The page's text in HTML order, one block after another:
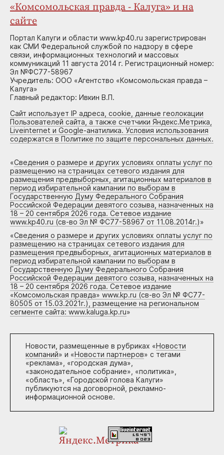
«Комсомольская правда - Калуга» и на
сайте
Портал Калуги и области www.kp40.ru зарегистрирован
как СМИ Федеральной службой по надзору в сфере
связи, информационных технологий и массовых
коммуникаций 11 августа 2014 г. Регистрационный номер:
Эл №ФС77-58967
Учредитель: ООО «Агентство «Комсомольская правда –
Калуга»
Главный редактор: Ивкин В.П.
Сайт использует IP адреса, cookie, данные геолокации
Пользователей сайта, а также счетчики Яндекс.Метрика,
Liveinternet и Google-анатилика. Условия использования
содержатся в Политике по защите персональных данных.
«Сведения о размере и других условиях оплаты услуг по
размещению на страницах сетевого издания для
размещения предвыборных, агитационных материалов в
период избирательной кампании по выборам в
Государственную Думу Федерального Собрания
Российской Федерации девятого созыва, назначенных на
18 – 20 сентября 2026 года. Сетевое издание
www.kp40.ru (св-во Эл № ФС77-58967 от 11.08.2014г.)»
«Сведения о размере и других условиях оплаты услуг по
размещению на страницах сетевого издания для
размещения предвыборных, агитационных материалов в
период избирательной кампании по выборам в
Государственную Думу Федерального Собрания
Российской Федерации девятого созыва, назначенных на
18 – 20 сентября 2026 года. Сетевое издание
«Комсомольская правда» www.kp.ru (св-во Эл № ФС77-
80505 от 15.03.2021г.), размещение на региональном
сегменте сайта: www.kaluga.kp.ru»
Новости, размещенные в рубриках «Новости
компаний» и «Новости партнеров» с тегами
«реклама», «городская дума»,
«законодательное собрание», «политика»,
«область», «Городской голова Калуги»
публикуются на договорной, рекламно-
информационной основе.